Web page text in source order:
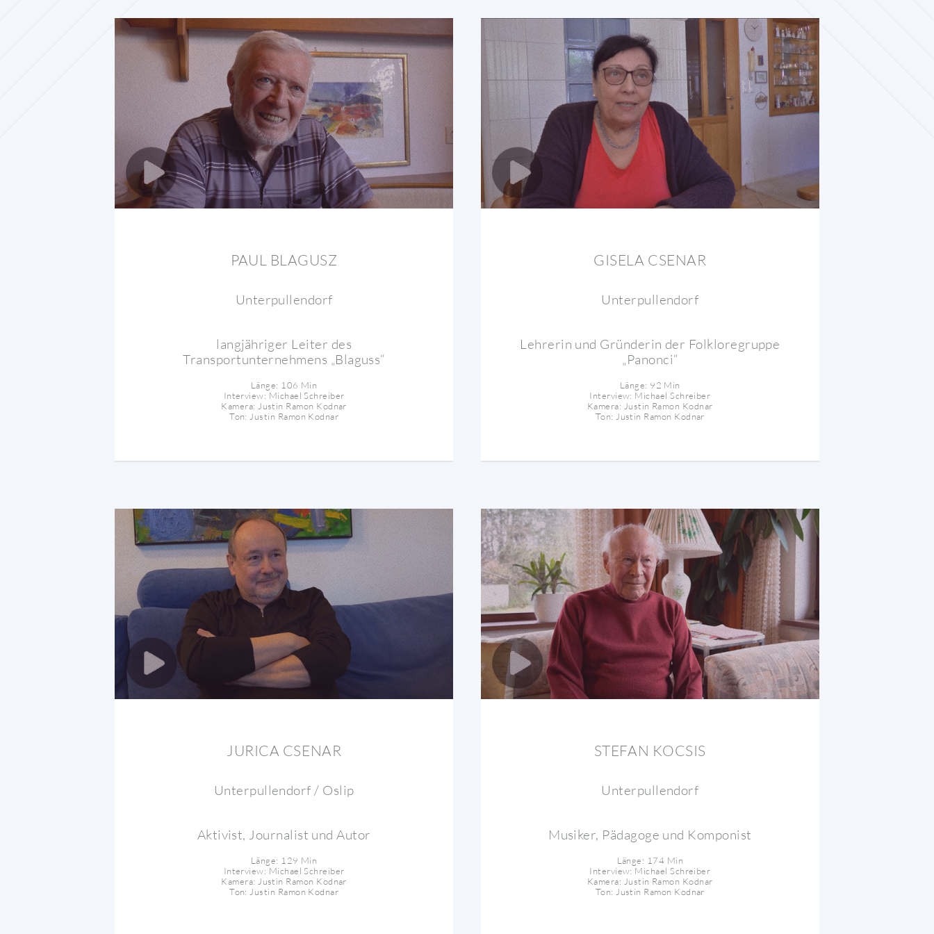
PAUL BLAGUSZ
Unterpullendorf
langjähriger Leiter des
Transportunternehmens „Blaguss“
Länge: 106 Min
Interview: Michael Schreiber
Kamera: Justin Ramon Kodnar
Ton: Justin Ramon Kodnar
GISELA CSENAR
Unterpullendorf
Lehrerin und Gründerin der Folkloregruppe
„Panonci“
Länge: 92 Min
Interview: Michael Schreiber
Kamera: Justin Ramon Kodnar
Ton: Justin Ramon Kodnar
JURICA CSENAR
Unterpullendorf / Oslip
Aktivist, Journalist und Autor
Länge: 129 Min
Interview: Michael Schreiber
Kamera: Justin Ramon Kodnar
Ton: Justin Ramon Kodnar
STEFAN KOCSIS
Unterpullendorf
Musiker, Pädagoge und Komponist
Länge: 174 Min
Interview: Michael Schreiber
Kamera: Justin Ramon Kodnar
Ton: Justin Ramon Kodnar